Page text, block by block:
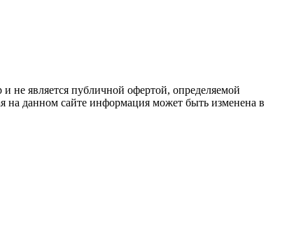
не является публичной офертой, определяемой
данном сайте информация может быть изменена в